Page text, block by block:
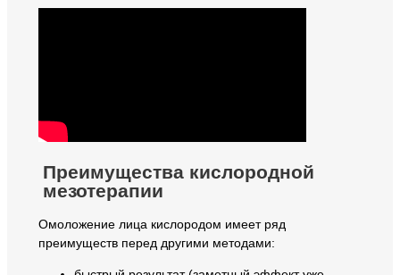
Преимущества кислородной
мезотерапии
Омоложение лица кислородом имеет ряд
преимуществ перед другими методами: